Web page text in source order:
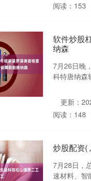
阅读： 153
软件炒股
纳森
7月26日晚
科特唐纳森
更新：
阅读： 148
炒股配资(
7月28日，
速材料、智